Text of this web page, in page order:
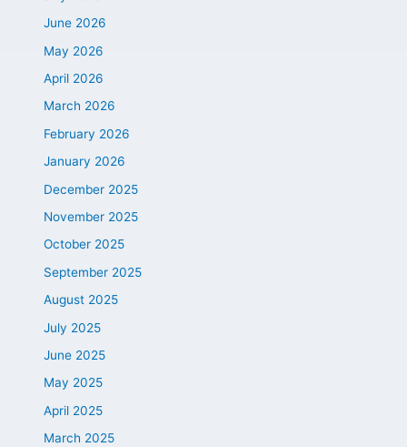
June 2026
May 2026
April 2026
March 2026
February 2026
January 2026
December 2025
November 2025
October 2025
September 2025
August 2025
July 2025
June 2025
May 2025
April 2025
March 2025